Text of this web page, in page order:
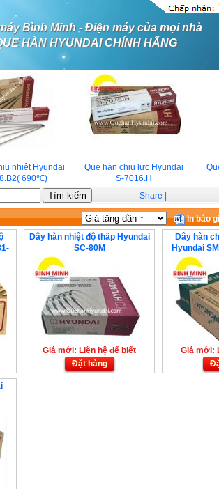
Bình Minh - Điện máy của mọi nhà
HÀN HYUNDAI CHÍNH HÃNG
nhiệt Hyundai
690℃)
Que hàn chịu lực Hyundai
S-7016.H
Share
In báo
Dây hàn nhiệt độ thấp Hyundai
SC-80M
Giá mới: Liên hệ để biết
Đặt hàng
Dây hàn
Hyundai
Giá mới: